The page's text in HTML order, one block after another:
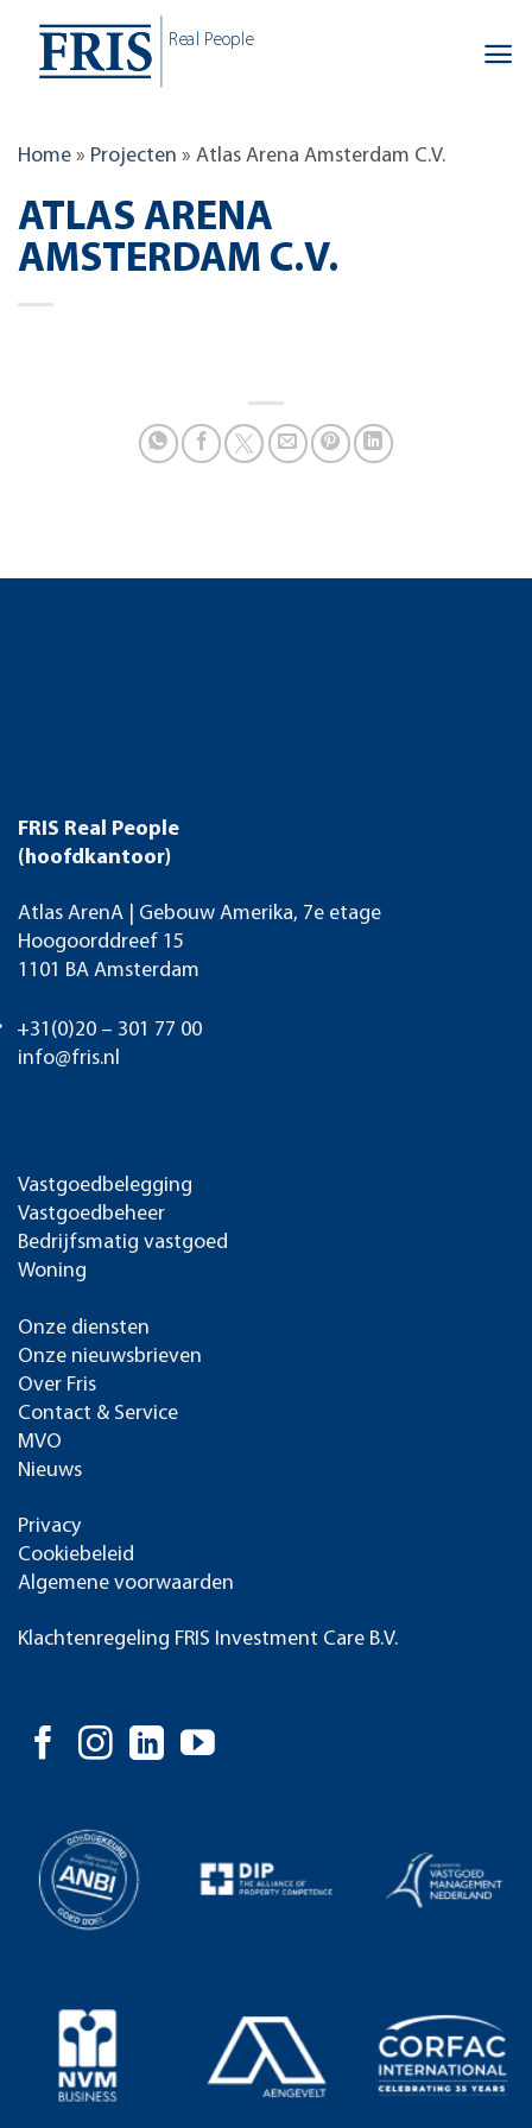
content
Real People
Home » Projecten » Atlas Arena Amsterdam C.V.
ATLAS ARENA
AMSTERDAM C.V.
FRIS Real People
(hoofdkantoor)
Atlas ArenA | Gebouw Amerika, 7e etage
Hoogoorddreef 15
1101 BA Amsterdam
+31(0)20 – 301 77 00
info@fris.nl
Vastgoedbelegging
Vastgoedbeheer
Bedrijfsmatig vastgoed
Woning
Onze diensten
Onze nieuwsbrieven
Over Fris
Contact & Service
MVO
Nieuws
Privacy
Cookiebeleid
Algemene voorwaarden
Klachtenregeling FRIS Investment Care B.V.